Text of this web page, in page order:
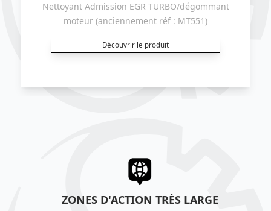
Nettoyant Admission EGR TURBO/dégommant
moteur (anciennement réf : MT551)
Découvrir le produit
ZONES D'ACTION TRÈS LARGE